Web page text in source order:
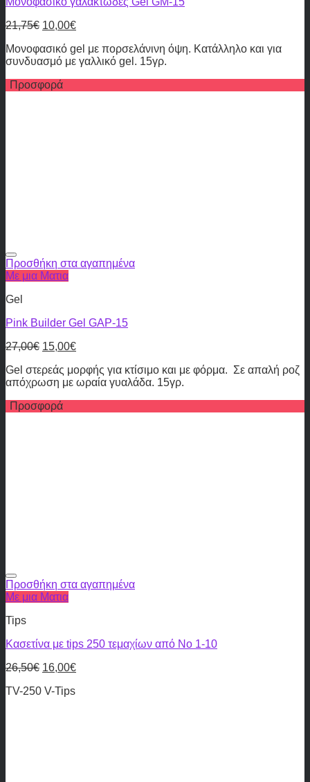
21,75€ 10,00€
Μονοφασικό gel με πορσελάνινη όψη. Κατάλληλο και για
συνδυασμό με γαλλικό gel. 15γρ.
Προσφορά
Προσθήκη στα αγαπημένα
Με μια Ματια
Gel
Pink Builder Gel GAP-15
27,00€ 15,00€
Gel στερεάς μορφής για κτίσιμο και με φόρμα. Σε απαλή ροζ
απόχρωση με ωραία γυαλάδα. 15γρ.
Προσφορά
Προσθήκη στα αγαπημένα
Με μια Ματια
Tips
Κασετίνα με tips 250 τεμαχίων από Νο 1-10
26,50€ 16,00€
TV-250 V-Tips